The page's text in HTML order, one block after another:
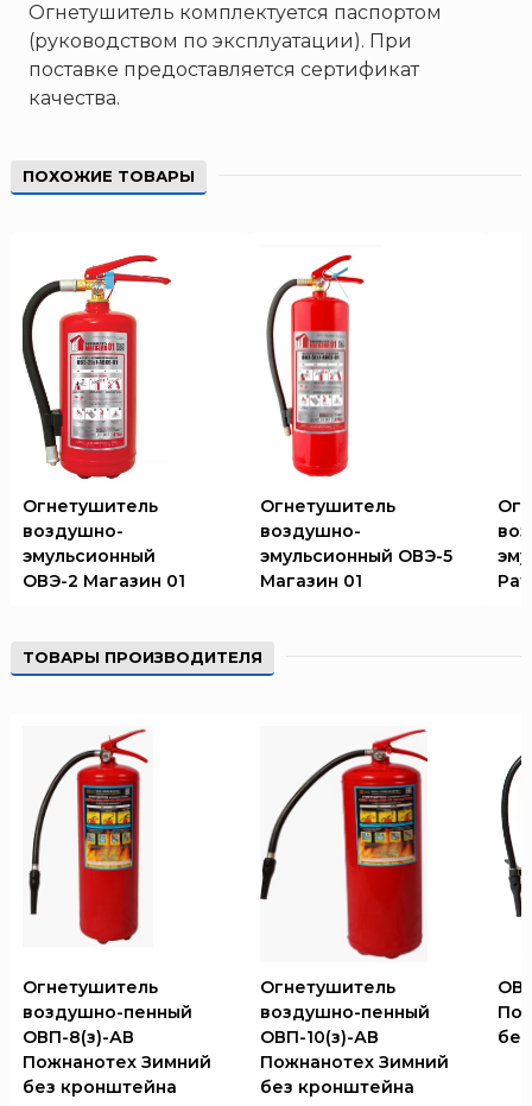
Огнетушитель комплектуется паспортом
(руководством по эксплуатации). При
поставке предоставляется сертификат
качества.
ПОХОЖИЕ ТОВАРЫ
Огнетушитель
воздушно-
эмульсионный
ОВЭ-2 Магазин 01
Огнетушитель
воздушно-
эмульсионный ОВЭ-5
Магазин 01
ТОВАРЫ ПРОИЗВОДИТЕЛЯ
Огнетушитель
воздушно-пенный
ОВП-8(з)-АВ
Пожнанотех Зимний
без кронштейна
Огнетушитель
воздушно-пенный
ОВП-10(з)-АВ
Пожнанотех Зимний
без кронштейна